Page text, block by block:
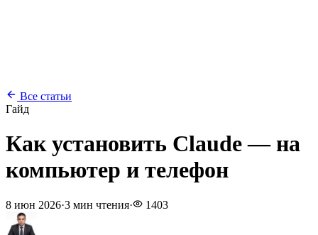
Все статьи
Гайд
Как установить Claude — на
компьютер и телефон
8 июн 2026·3 мин чтения· 1403